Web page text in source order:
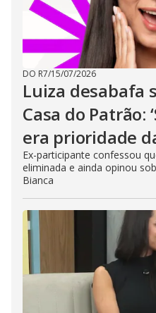
DO R7/15/07/2026
Luiza desabafa
Casa do Patrão:
era prioridade
Ex-participante confessou
eliminada e ainda opinou
Bianca